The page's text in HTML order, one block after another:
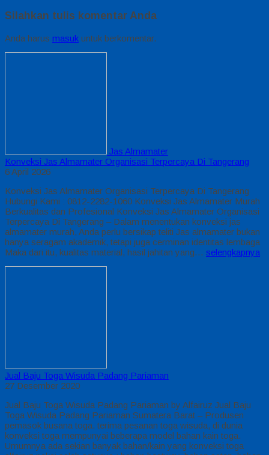
Silahkan tulis komentar Anda
Anda harus masuk untuk berkomentar.
Jas Almamater
Konveksi Jas Almamater Organisasi Terpercaya Di Tangerang
6 April 2026
Konveksi Jas Almamater Organisasi Terpercaya Di Tangerang
Hubungi Kami : 0812-2282-1060 Konveksi Jas Almamater Murah
Berkualitas dan Profesional Konveksi Jas Almamater Organisasi
Terpercaya Di Tangerang – Dalam menentukan konveksi jas
almamater murah, Anda perlu bersikap teliti Jas almamater bukan
hanya seragam akademik, tetapi juga cerminan identitas lembaga
Maka dari itu, kualitas material, hasil jahitan yang… selengkapnya
Jual Baju Toga Wisuda Padang Pariaman
27 Desember 2020
Jual Baju Toga Wisuda Padang Pariaman by Alfairuz Jual Baju
Toga Wisuda Padang Pariaman Sumatera Barat – Produsen
pemasok busana toga. terima pesanan toga wisuda, di dunia
konveksi toga mempunyai beberapa model bahan kain toga.
Umumnya ada sekian banyak bahan/kain yang konveksi toga